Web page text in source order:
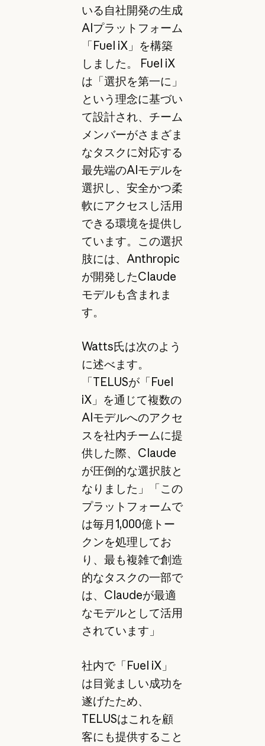
いる自社開発の生成
AIプラットフォーム
「Fuel iX」 を構築
しました。 Fuel iX
は「選択を第一に」
という理念に基づい
て設計され、チーム
メンバーがさまざま
なタスクに対応する
最先端のAIモデルを
選択し、安全かつ柔
軟にアクセスし活用
できる環境を提供し
ています。この選択
肢には、Anthropic
が開発したClaude
モデルも含まれま
す。
Watts氏は次のよう
に述べます。
「TELUSが「Fuel
iX」を通じて複数の
AIモデルへのアクセ
スを社内チームに提
供した際、Claude
が圧倒的な選択肢と
なりました」「この
プラットフォームで
は毎月1,000億トー
クンを処理してお
り、最も複雑で創造
的なタスクの一部で
は、Claudeが最適
なモデルとして活用
されています」
社内で「Fuel iX」
は目覚ましい成功を
遂げたため、
TELUSはこれを顧
客にも提供すること